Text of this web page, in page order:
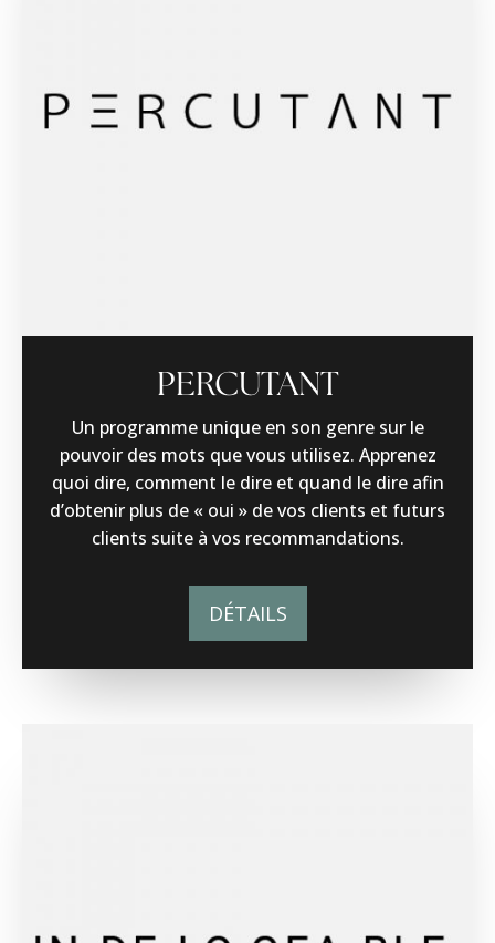
PERCUTANT
Un programme unique en son genre sur le
pouvoir des mots que vous utilisez. Apprenez
quoi dire, comment le dire et quand le dire afin
d’obtenir plus de « oui » de vos clients et futurs
clients suite à vos recommandations.
DÉTAILS